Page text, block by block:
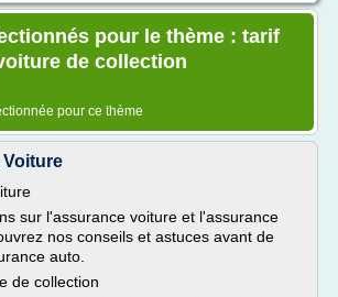
pour le thème : tarif
de collection
pour ce thème
sur l'assurance voiture et l'assurance
nos conseils et astuces avant de
auto.
de collection